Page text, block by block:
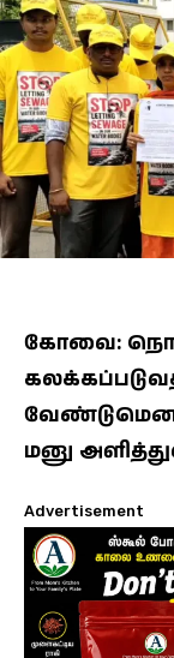
கோவை:
வேண்டுமென
மனு
Advertisement